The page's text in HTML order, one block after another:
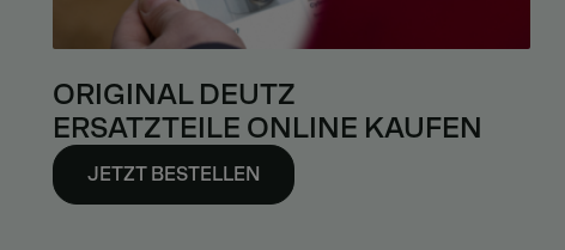
ORIGINAL DEUTZ
ERSATZTEILE ONLINE KAUFEN
JETZT BESTELLEN